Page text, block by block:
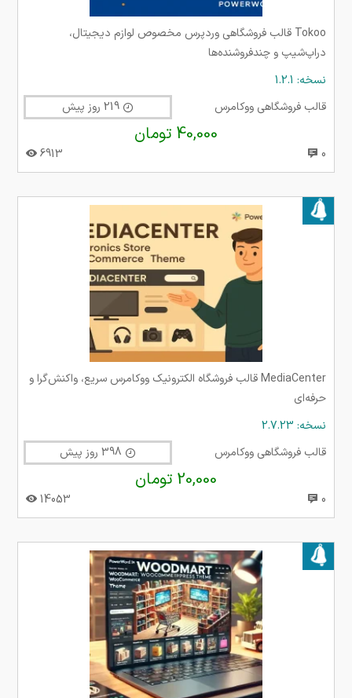
Tokoo قالب فروشگاهی وردپرس مخصوص لوازم دیجیتال،
دراپ‌شیپ و چندفروشنده‌ها
نسخه: 1.2.1
قالب فروشگاهی ووکامرس
40,000 تومان
0
6913
بروز شده در ۱۳ تیر ۱۴۰۴
MediaCenter قالب فروشگاه الکترونیک ووکامرس سریع، واکنش‌گرا و
حرفه‌ای
نسخه: 2.7.23
قالب فروشگاهی ووکامرس
20,000 تومان
0
14053
بروز شده در ۱۰ مرداد ۱۴۰۵